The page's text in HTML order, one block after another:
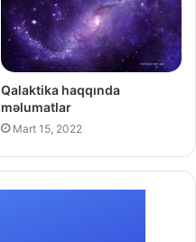
Qalaktika haqqında
məlumatlar
Mart 15, 2022